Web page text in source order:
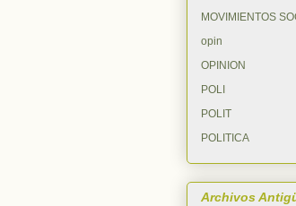
MOVIMIENTOS
opin
OPINION
POLI
POLIT
POLITICA
Archivos